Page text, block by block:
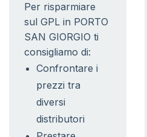
Per risparmiare
sul GPL in PORTO
SAN GIORGIO ti
consigliamo di:
Confrontare i
prezzi tra
diversi
distributori